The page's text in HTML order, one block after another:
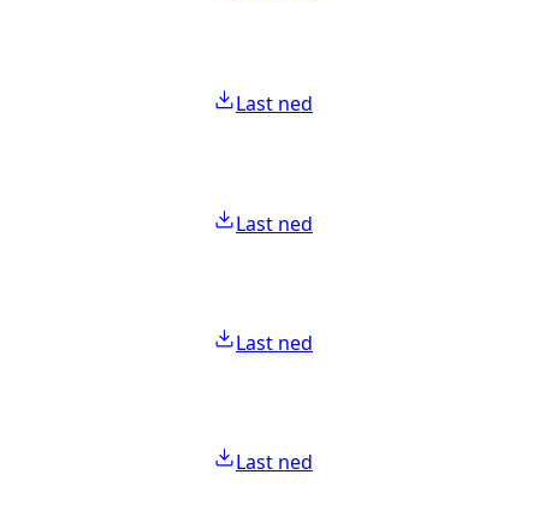
Last ned
Last ned
Last ned
Last ned